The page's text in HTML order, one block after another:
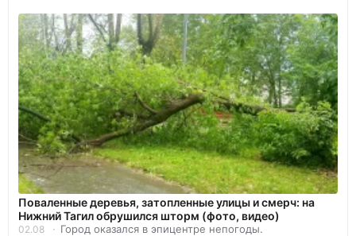
Поваленные деревья, затопленные улицы и смерч: на
Нижний Тагил обрушился шторм (фото, видео)
02.08 Город оказался в эпицентре непогоды.